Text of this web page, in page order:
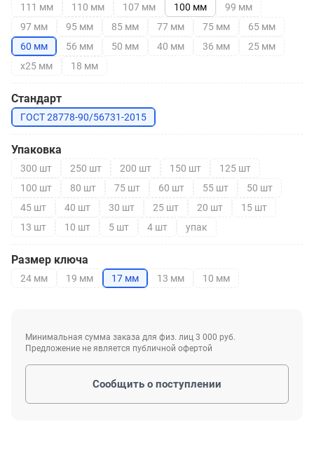
111 мм
110 мм 107 мм 100 мм
99 мм
97 мм
95 мм 85 мм 77 мм 75 мм
65 мм
60 мм
56 мм 50 мм 40 мм 36 мм
25 мм
х25 мм
18 мм
Стандарт
ГОСТ 28778-90/56731-2015
Упаковка
300 шт 250 шт 200 шт 150 шт
125 шт
100 шт
80 шт 75 шт 60 шт 55 шт
50 шт
45 шт
40 шт 30 шт 25 шт 20 шт
15 шт
13 шт
10 шт 5 шт 4 шт упак
Размер ключа
24 мм 19 мм 17 мм 13 мм 10 мм
Минимальная сумма заказа для физ. лиц 3 000 руб.
Предложение не является публичной офертой
Сообщить о поступлении